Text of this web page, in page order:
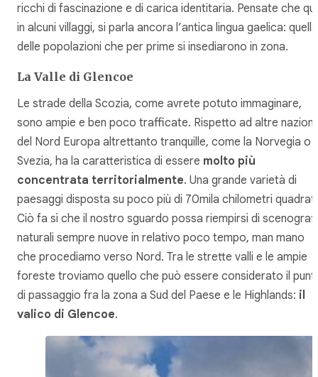
ricchi di fascinazione e di carica identitaria. Pensate che
in alcuni villaggi, si parla ancora l’antica lingua gaelica: quella
delle popolazioni che per prime si insediarono in zona.
La Valle di Glencoe
Le strade della Scozia, come avrete potuto immaginare,
sono ampie e ben poco trafficate. Rispetto ad altre nazioni
del Nord Europa altrettanto tranquille, come la Norvegia o
Svezia, ha la caratteristica di essere molto più
concentrata territorialmente. Una grande varietà di
paesaggi disposta su poco più di 70mila chilometri
Ciò fa sì che il nostro sguardo possa riempirsi di
naturali sempre nuove in relativo poco tempo, man mano
che procediamo verso Nord. Tra le strette valli e le ampie
foreste troviamo quello che può essere considerato il
di passaggio fra la zona a Sud del Paese e le Highlands: il
valico di Glencoe.